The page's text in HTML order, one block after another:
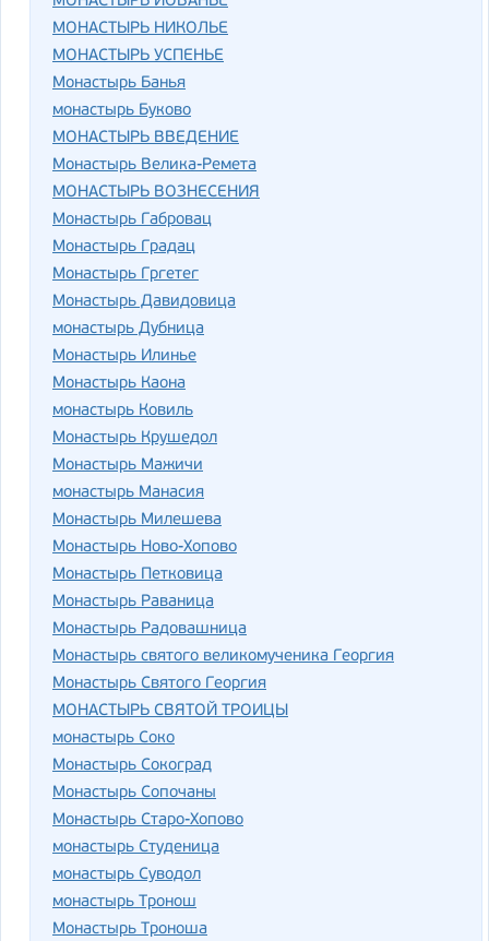
МОНАСТЫРЬ НИКОЛЬЕ
МОНАСТЫРЬ УСПЕНЬЕ
Монастырь Банья
монастырь Буково
МОНАСТЫРЬ ВВЕДЕНИЕ
Монастырь Велика-Ремета
МОНАСТЫРЬ ВОЗНЕСЕНИЯ
Монастырь Габровац
Монастырь Градац
Монастырь Гргетег
Монастырь Давидовица
монастырь Дубница
Монастырь Илинье
Монастырь Каона
монастырь Ковиль
Монастырь Крушедол
Монастырь Мажичи
монастырь Манасия
Монастырь Милешева
Монастырь Ново-Хопово
Монастырь Петковица
Монастырь Раваница
Монастырь Радовашница
Монастырь святого великомученика Георгия
Монастырь Святого Георгия
МОНАСТЫРЬ СВЯТОЙ ТРОИЦЫ
монастырь Соко
Монастырь Сокоград
Монастырь Сопочаны
Монастырь Старо-Хопово
монастырь Студеница
монастырь Суводол
монастырь Тронош
Монастырь Троноша